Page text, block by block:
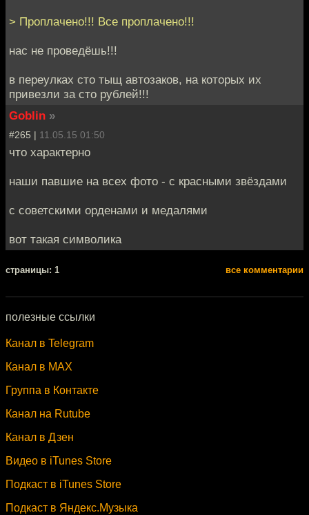
> Проплачено!!! Все проплачено!!!
нас не проведёшь!!!
в переулках сто тыщ автозаков, на которых их
привезли за сто рублей!!!
Goblin »
#265 | 11.05.15 01:50
что характерно
наши павшие на всех фото - с красными звёздами
с советскими орденами и медалями
вот такая символика
cтраницы: 1 все комментарии
полезные ссылки
Канал в Telegram
Канал в MAX
Группа в Контакте
Канал на Rutube
Канал в Дзен
Видео в iTunes Store
Подкаст в iTunes Store
Подкаст в Яндекс.Музыка